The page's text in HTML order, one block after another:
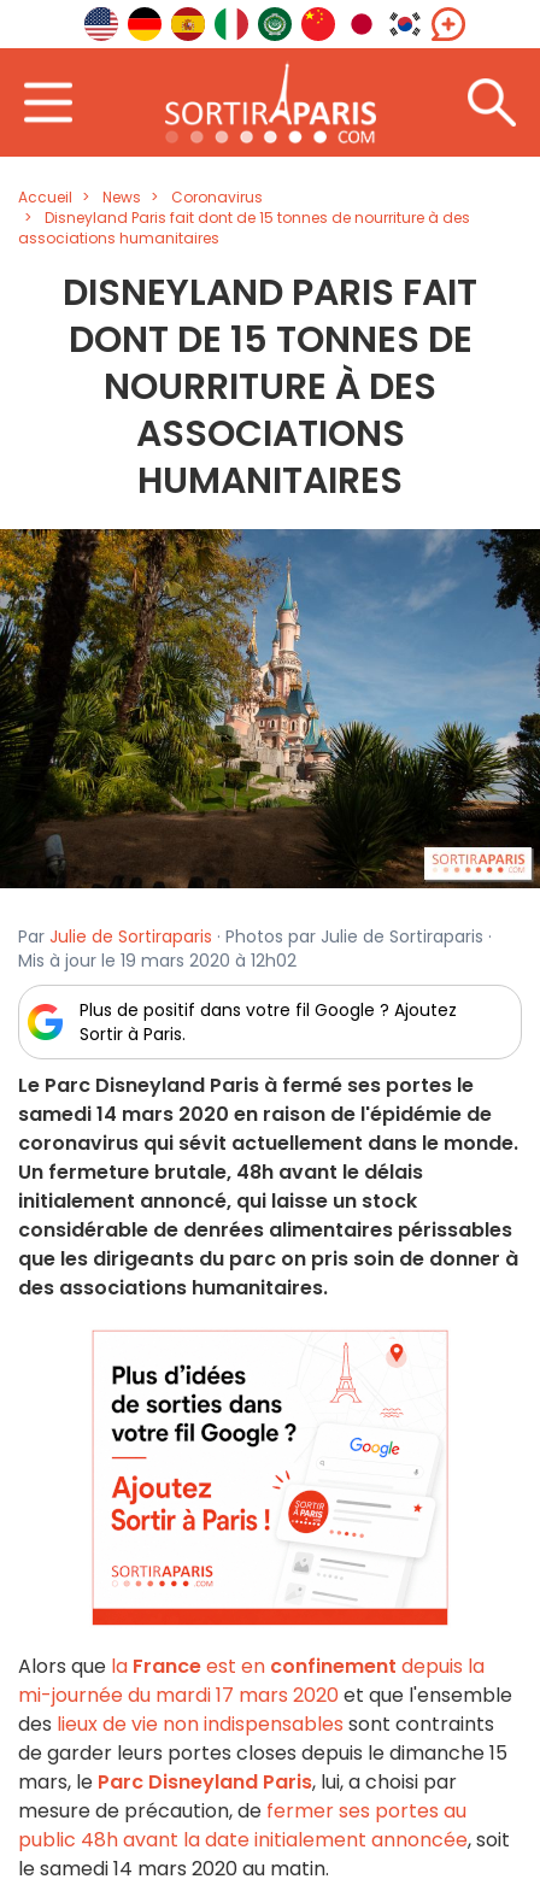
Accueil News
Coronavirus
Disneyland Paris fait dont de 15 tonnes de nourriture à des
associations humanitaires
DISNEYLAND PARIS FAIT
DONT DE 15 TONNES DE
NOURRITURE À DES
ASSOCIATIONS
HUMANITAIRES
Par Julie de Sortiraparis · Photos par Julie de Sortiraparis ·
Mis à jour le 19 mars 2020 à 12h02
Plus de positif dans votre fil Google ? Ajoutez
Sortir à Paris.
Le Parc Disneyland Paris à fermé ses portes le
samedi 14 mars 2020 en raison de l'épidémie de
coronavirus qui sévit actuellement dans le monde.
Un fermeture brutale, 48h avant le délais
initialement annoncé, qui laisse un stock
considérable de denrées alimentaires périssables
que les dirigeants du parc on pris soin de donner à
des associations humanitaires.
Alors que la Franceest en confinement depuis la
mi-journée du mardi 17 mars 2020et que l'ensemble
des lieux de vie non indispensables sont contraints
de garder leurs portes closes depuis le dimanche 15
mars, le Parc Disneyland Paris, lui, a choisi par
mesure de précaution, de fermer ses portes au
public 48h avant la date initialement annoncée, soit
le samedi 14 mars 2020 au matin.